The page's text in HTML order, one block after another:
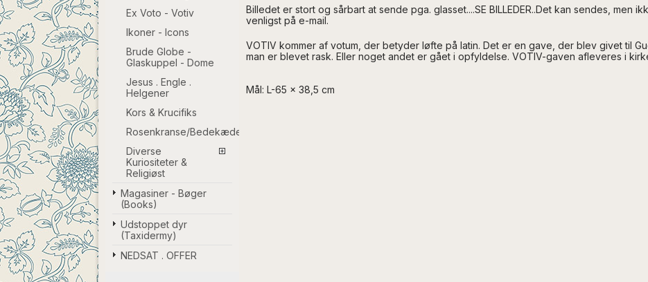
Ex Voto - Votiv
Ikoner - Icons
Brude Globe -
Glaskuppel - Dome
Jesus . Engle .
Helgener
Kors & Krucifiks
Rosenkranse/Bedekæder
Diverse
Kuriositeter &
Religiøst
Magasiner - Bøger
(Books)
Udstoppet dyr
(Taxidermy)
NEDSAT . OFFER
Billedet er stort og sårbart at sende pga. glasset....SE BILLEDER..Det kan sendes, men
venligst på e-mail.
VOTIV kommer af votum, der betyder løfte på latin. Det er en gave, der blev givet til
man er blevet rask. Eller noget andet er gået i opfyldelse. VOTIV-gaven afleveres i
Mål: L-65 x 38,5 cm